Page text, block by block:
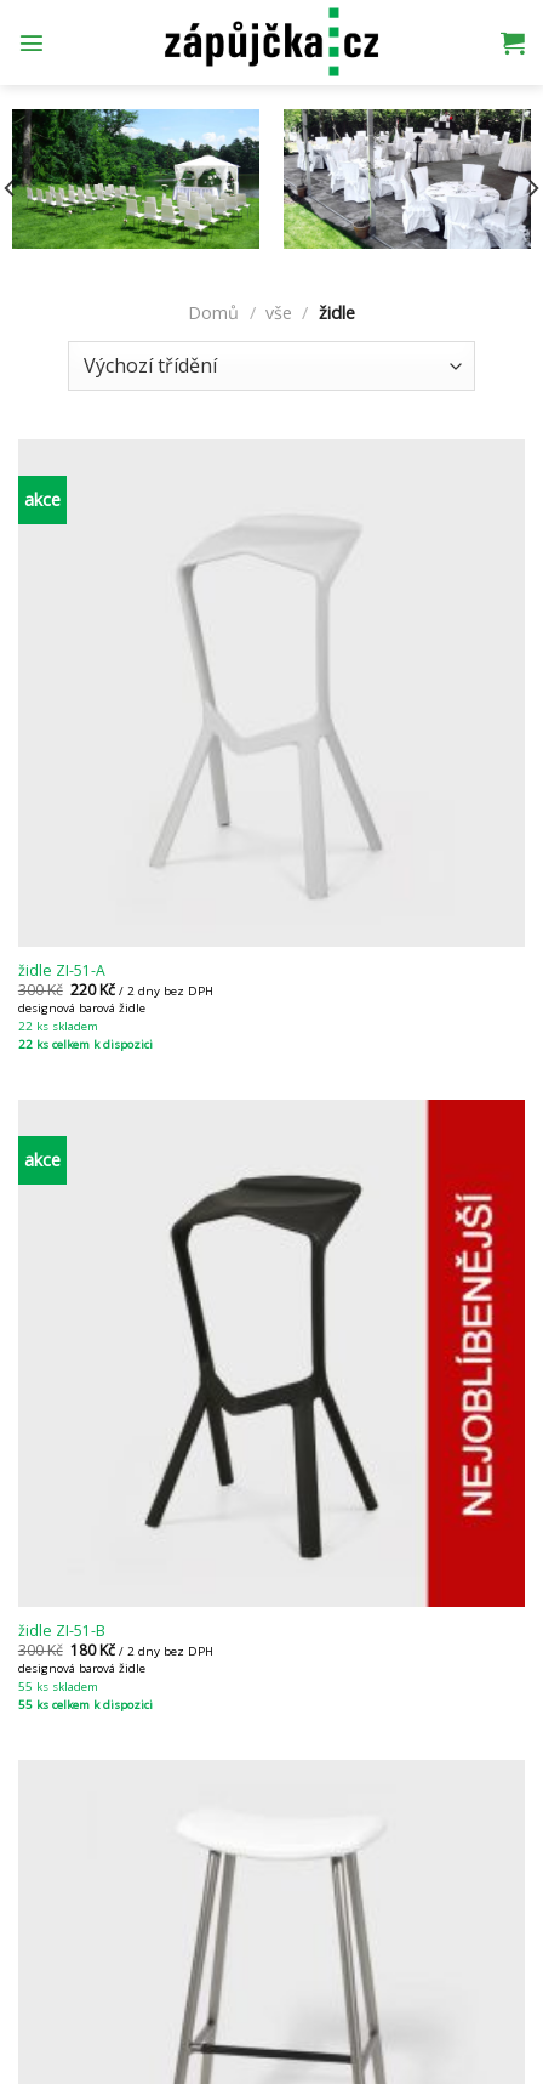
Domů / vše / židle
akce
židle ZI-51-A
300Kč 220Kč / 2 dny bez DPH
designová barová židle
22 ks skladem
22 ks celkem k dispozici
akce
židle ZI-51-B
300Kč 180Kč / 2 dny bez DPH
designová barová židle
55 ks skladem
55 ks celkem k dispozici